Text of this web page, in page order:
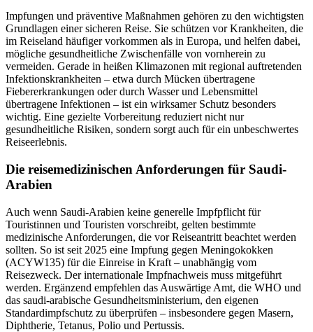
Impfungen und präventive Maßnahmen gehören zu den wichtigsten
Grundlagen einer sicheren Reise. Sie schützen vor Krankheiten, die
im Reiseland häufiger vorkommen als in Europa, und helfen dabei,
mögliche gesundheitliche Zwischenfälle von vornherein zu
vermeiden. Gerade in heißen Klimazonen mit regional auftretenden
Infektionskrankheiten – etwa durch Mücken übertragene
Fiebererkrankungen oder durch Wasser und Lebensmittel
übertragene Infektionen – ist ein wirksamer Schutz besonders
wichtig. Eine gezielte Vorbereitung reduziert nicht nur
gesundheitliche Risiken, sondern sorgt auch für ein unbeschwertes
Reiseerlebnis.
Die reisemedizinischen Anforderungen für Saudi-
Arabien
Auch wenn Saudi-Arabien keine generelle Impfpflicht für
Touristinnen und Touristen vorschreibt, gelten bestimmte
medizinische Anforderungen, die vor Reiseantritt beachtet werden
sollten. So ist seit 2025 eine Impfung gegen Meningokokken
(ACYW135) für die Einreise in Kraft – unabhängig vom
Reisezweck. Der internationale Impfnachweis muss mitgeführt
werden. Ergänzend empfehlen das Auswärtige Amt, die WHO und
das saudi-arabische Gesundheitsministerium, den eigenen
Standardimpfschutz zu überprüfen – insbesondere gegen Masern,
Diphtherie, Tetanus, Polio und Pertussis.